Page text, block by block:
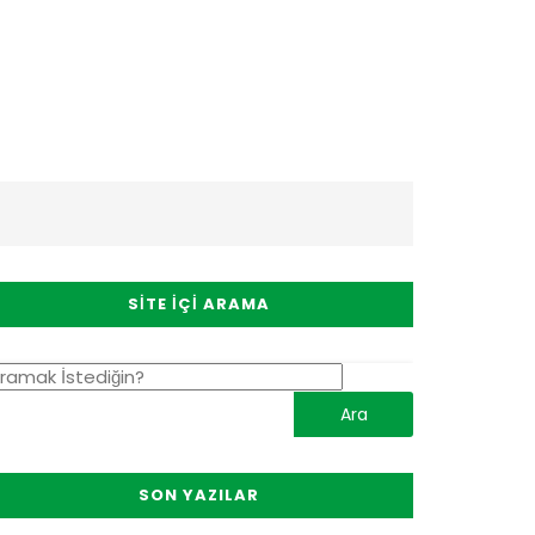
SITE İÇI ARAMA
SON YAZILAR